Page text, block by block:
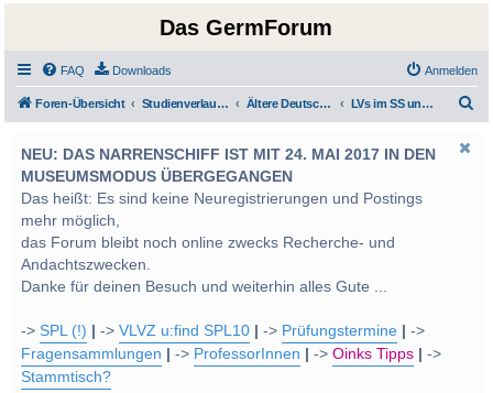
Das GermForum
FAQ Downloads Anmelden
Foren-Übersicht Studienverlauf Bachelor-/Masterstudien sowie UF Deutsch Ältere Deutsche Literatur LVs im SS und WS 2014
NEU: DAS NARRENSCHIFF IST MIT 24. MAI 2017 IN DEN
MUSEUMSMODUS ÜBERGEGANGEN
Das heißt: Es sind keine Neuregistrierungen und Postings
mehr möglich,
das Forum bleibt noch online zwecks Recherche- und
Andachtszwecken.
Danke für deinen Besuch und weiterhin alles Gute ...
->SPL (!) ->VLVZ u:find SPL10 -> Prüfungstermine
->
Fragensammlungen
-> ProfessorInnen ->Oinks Tipps
->
Stammtisch?